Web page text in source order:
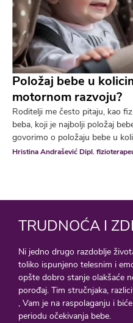
Položaj bebe u
motornom razvoju?
Roditelji me često pitaju, kao
beba, koji je najbolji položaj
govorimo o položaju bebe u
Hristina Andrašević Dipl.
TRUDNOĆA I
Ni jedno drugo razdoblje
toliko ispunjeno telesnim i
opšte dobro stanje olakšaće
porođaj. Tim stručnjaka,
, Vam je na raspolaganju i
periodu očekivanja bebe.